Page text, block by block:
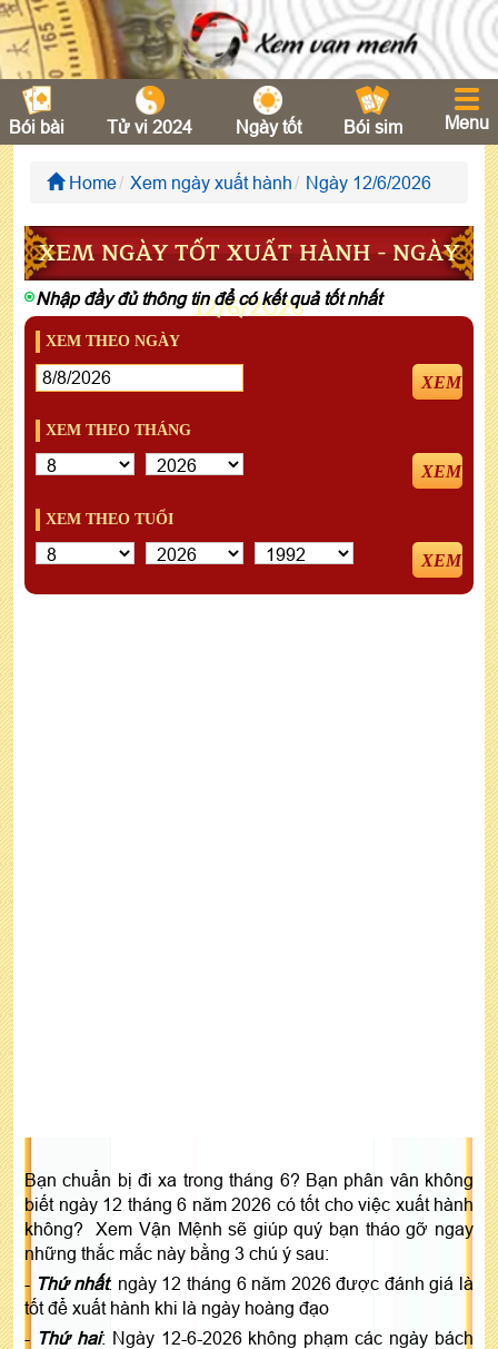
Bói bài Tử vi 2024 Ngày tốt Bói sim Menu
Home Xem ngày xuất hành Ngày 12/6/2026
XEM NGÀY TỐT XUẤT HÀNH - NGÀY
12/6/2026
Nhập đầy đủ thông tin để có kết quả tốt nhất
XEM THEO NGÀY
XEM
XEM THEO THÁNG
XEM
XEM THEO TUỔI
XEM
Bạn chuẩn bị đi xa trong tháng 6? Bạn phân vân không
biết ngày 12 tháng 6 năm 2026 có tốt cho việc xuất hành
không? Xem Vận Mệnh sẽ giúp quý bạn tháo gỡ ngay
những thắc mắc này bằng 3 chú ý sau:
- Thứ nhất: ngày 12 tháng 6 năm 2026 được đánh giá là
tốt để xuất hành khi là ngày hoàng đạo
- Thứ hai: Ngày 12-6-2026 không phạm các ngày bách